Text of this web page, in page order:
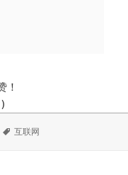
！
标
互联网